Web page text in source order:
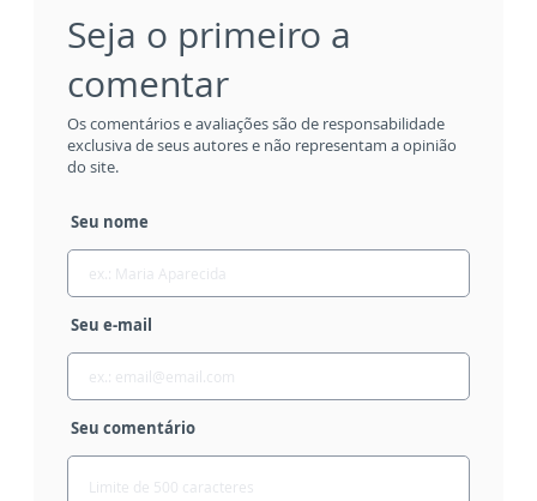
Seja o primeiro a
comentar
Os comentários e avaliações são de responsabilidade
exclusiva de seus autores e não representam a opinião
do site.
Seu nome
Seu e-mail
Seu comentário